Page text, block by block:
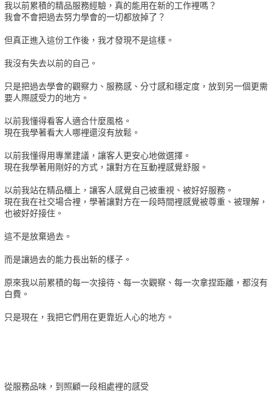
我以前累積的精品服務經驗，真的能用在新的工作裡嗎？
我會不會把過去努力學會的一切都放掉了？
但真正進入這份工作後，我才發現不是這樣。
我沒有失去以前的自己。
只是把過去學會的觀察力、服務感、分寸感和穩定度，放到另一個更需
要人際感受力的地方。
以前我懂得看客人適合什麼風格。
現在我學著看大人哪裡還沒有放鬆。
以前我懂得用專業建議，讓客人更安心地做選擇。
現在我學著用剛好的方式，讓對方在互動裡感覺舒服。
以前我站在精品櫃上，讓客人感覺自己被重視、被好好服務。
現在我在社交場合裡，學著讓對方在一段時間裡感覺被尊重、被理解，
也被好好接住。
這不是放棄過去。
而是讓過去的能力長出新的樣子。
原來我以前累積的每一次接待、每一次觀察、每一次拿捏距離，都沒有
白費。
只是現在，我把它們用在更靠近人心的地方。
從服務品味，到照顧一段相處裡的感受